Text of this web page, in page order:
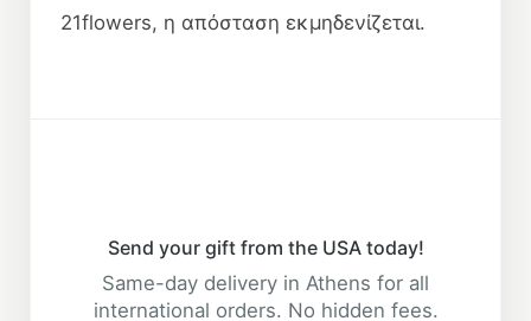
21flowers, η απόσταση εκμηδενίζεται.
Send your gift from the USA today!
Same-day delivery in Athens for all
international orders. No hidden fees.